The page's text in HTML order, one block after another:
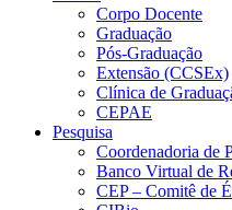
Corpo Docente
Graduação
Pós-Graduação
Extensão (CCSEx)
Clínica de
CEPAE
Pesquisa
Coordenadoria de
Banco Virtual de
CEP – Comitê de